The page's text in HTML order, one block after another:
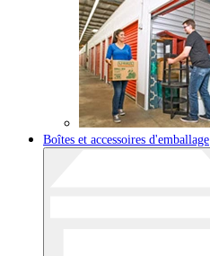
Boîtes et accessoires d'emballage